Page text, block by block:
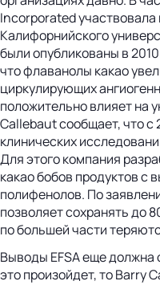
Incorporated участвовала
Калифорнийского
были опубликованы в
что флаванолы какао
циркулирующих
положительно влияет на
Callebaut сообщает, что с
клинических
Для этого компания
какао бобов продуктов с
полифенолов. По
позволяет сохранять до
по большей части
Выводы EFSA еще должна
это произойдет, то Barry